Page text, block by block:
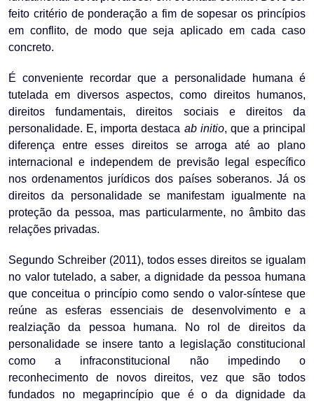
feito critério de ponderação a fim de sopesar os princípios
em conflito, de modo que seja aplicado em cada caso
concreto.
É conveniente recordar que a personalidade humana é
tutelada em diversos aspectos, como direitos humanos,
direitos fundamentais, direitos sociais e direitos da
personalidade. E, importa destaca ab initio, que a principal
diferença entre esses direitos se arroga até ao plano
internacional e independem de previsão legal específico
nos ordenamentos jurídicos dos países soberanos. Já os
direitos da personalidade se manifestam igualmente na
proteção da pessoa, mas particularmente, no âmbito das
relações privadas.
Segundo Schreiber (2011), todos esses direitos se igualam
no valor tutelado, a saber, a dignidade da pessoa humana
que conceitua o princípio como sendo o valor-síntese que
reúne as esferas essenciais de desenvolvimento e a
realziação da pessoa humana. No rol de direitos da
personalidade se insere tanto a legislação constitucional
como a infraconstitucional não impedindo o
reconhecimento de novos direitos, vez que são todos
fundados no megaprincípio que é o da dignidade da